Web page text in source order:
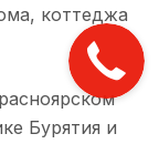
коттеджа
Бурятия и